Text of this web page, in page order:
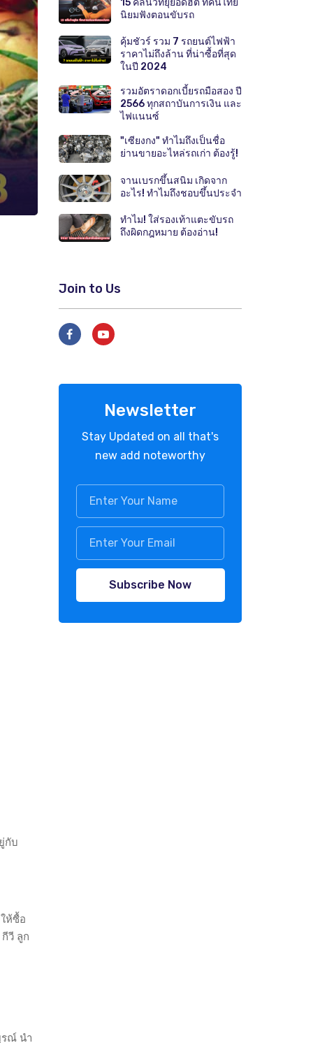
กับ
ห้ซื้อ
วี ลูก
รณ์ นำ
15 คลื่นวิทยุยอดฮิต ที่คนไทย
นิยมฟังตอนขับรถ
คุ้มชัวร์ รวม 7 รถยนต์ไฟฟ้า
ราคาไม่ถึงล้าน ที่น่าซื้อที่สุด
ในปี 2024
รวมอัตราดอกเบี้ยรถมือสอง ปี
2566 ทุกสถาบันการเงิน และ
ไฟแนนซ์
"เซียงกง" ทำไมถึงเป็นชื่อ
ย่านขายอะไหล่รถเก่า ต้องรู้!
จานเบรกขึ้นสนิม เกิดจาก
อะไร! ทำไมถึงชอบขึ้นประจำ
ทำไม! ใส่รองเท้าแตะขับรถ
ถึงผิดกฎหมาย ต้องอ่าน!
Join to Us
Newsletter
Stay Updated on all that's
new add noteworthy
Subscribe Now